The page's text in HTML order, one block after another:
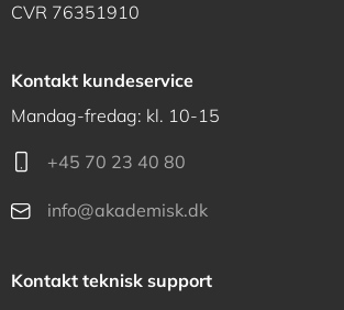
CVR 76351910
Kontakt kundeservice
Mandag-fredag: kl. 10-15
+45 70 23 40 80
info@akademisk.dk
Kontakt teknisk support